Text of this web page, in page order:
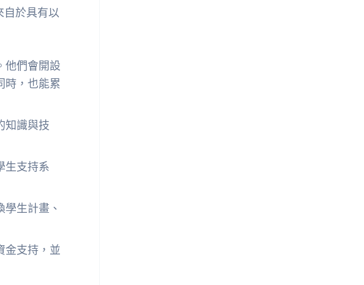
自於具有以
他們會開設
時，也能累
知識與技
生支持系
生計畫、
金支持，並